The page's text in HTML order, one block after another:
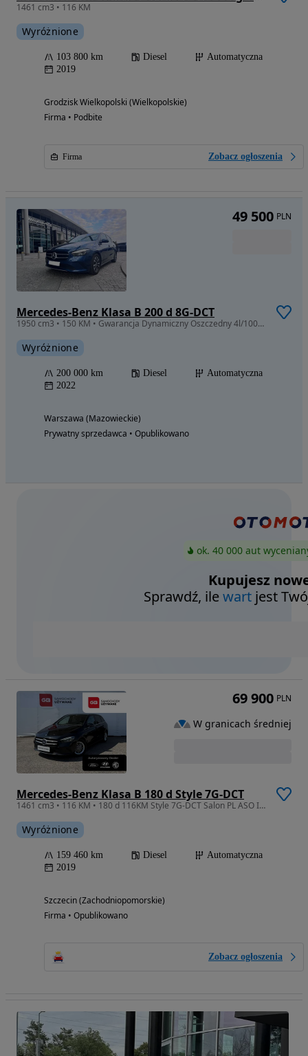
1461 cm3 • 116 KM
Wyróżnione
103 800 km Diesel
Automatyczna
2019
Grodzisk Wielkopolski (Wielkopolskie)
Firma • Podbite
Firma Zobacz ogłoszenia
Mercedes-Benz Klasa B 200 d 8G-DCT
1950 cm3 • 150 KM • Gwarancja Dynamiczny Oszczedny 4l/100km 150KM A klasa B
Wyróżnione
200 000 km Diesel
Automatyczna
2022
Warszawa (Mazowieckie)
Prywatny sprzedawca • Opublikowano
49 500 PLN
ok. 40 000 aut
Kupujesz
Sprawdź, ilewart jest
Mercedes-Benz Klasa B 180 d Style 7G-DCT
1461 cm3 • 116 KM • 180 d 116KM Style 7G-DCT Salon PL ASO I-wszy właściciel
Wyróżnione
159 460 km Diesel
Automatyczna
2019
Szczecin (Zachodniopomorskie)
Firma • Opublikowano
Zobacz ogłoszenia
69 900 PLN
W granicach średniej